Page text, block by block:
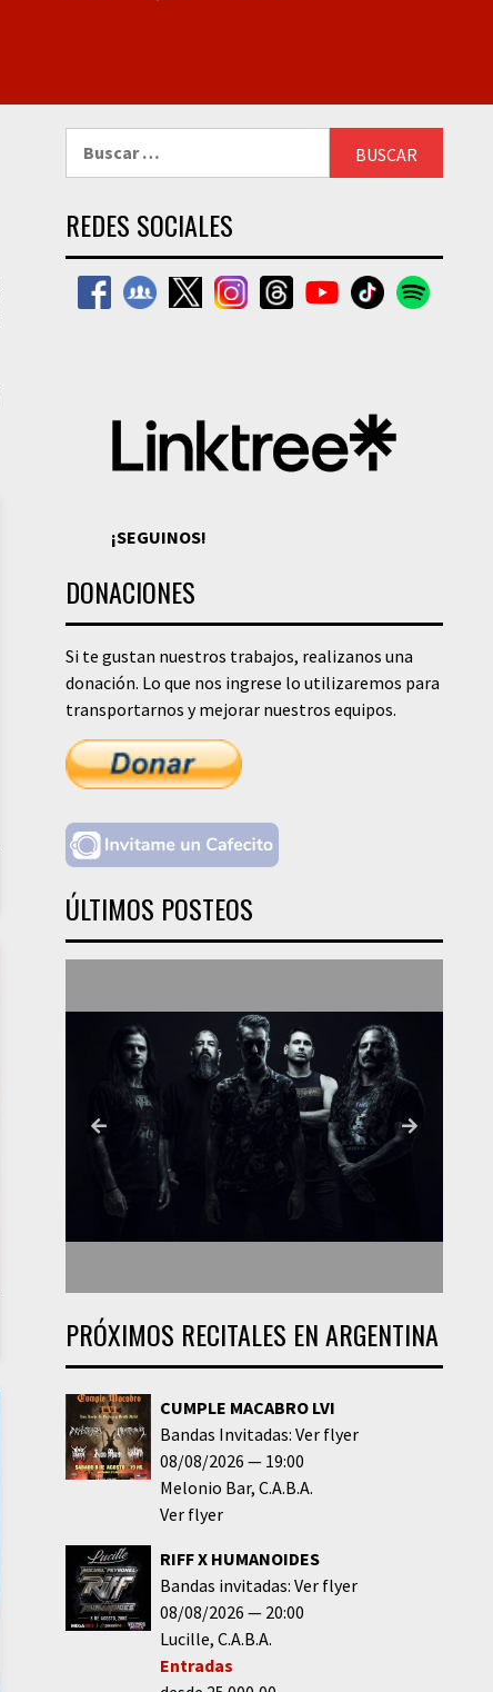
REDES SOCIALES
¡SEGUINOS!
DONACIONES
Si te gustan nuestros trabajos, realizanos una
donación. Lo que nos ingrese lo utilizaremos para
transportarnos y mejorar nuestros equipos.
ÚLTIMOS POSTEOS
PRÓXIMOS RECITALES EN ARGENTINA
CUMPLE MACABRO LVI
Bandas Invitadas: Ver flyer
08/08/2026
19:00
Melonio Bar C.A.B.A.
Ver flyer
RIFF X HUMANOIDES
Bandas invitadas: Ver flyer
08/08/2026
20:00
Lucille C.A.B.A.
Entradas